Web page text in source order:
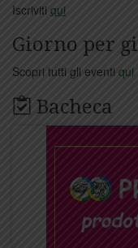
Iscriviti qui
Giorno per
Scopri tutti gli eventi qui
Bacheca